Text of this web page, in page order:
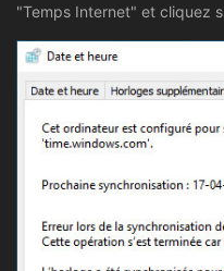
"Temps Internet" et cliquez